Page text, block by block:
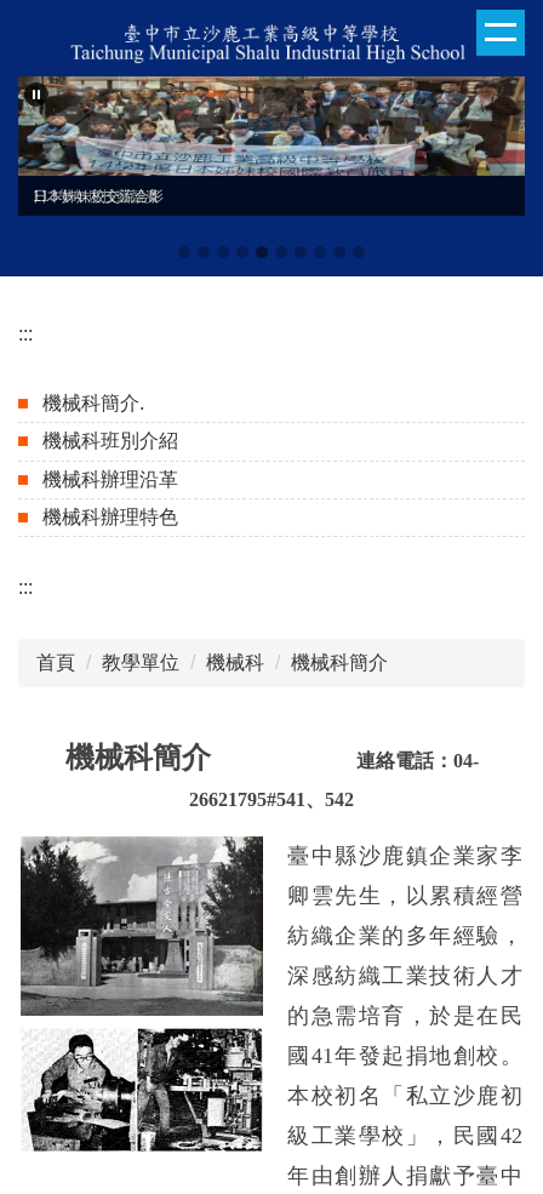
主
要
內
容
日本姊妹校交流合影
113學年度技藝競賽
:::
機械科簡介.
機械科班別介紹
機械科辦理沿革
機械科辦理特色
:::
首頁 教學單位 機械科 機械科簡介
機械科簡介
連絡電話：04-
26621795#541、542
臺中縣沙鹿鎮企業家李
卿雲先生，以累積經營
紡織企業的多年經驗，
深感紡織工業技術人才
的急需培育，於是在民
國41年發起捐地創校。
本校初名「私立沙鹿初
級工業學校」，民國42
年由創辦人捐獻予臺中